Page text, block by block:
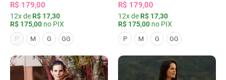
R$ 179,00
12x de R$ 17,30
R$ 175,00 no PIX
P
M G GG
R$ 179,00
12x de R$ 17,30
R$ 175,00 no PIX
P M G GG